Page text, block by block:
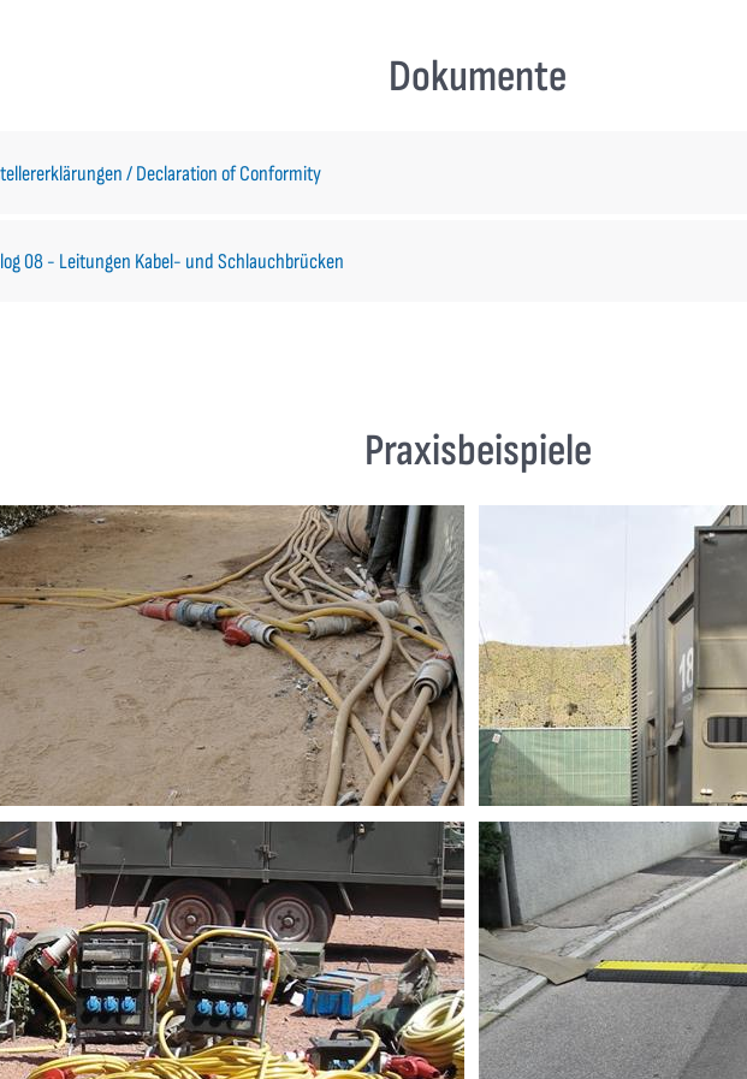
Dokumente
/ Declaration of Conformity
08 - Leitungen Kabel- und Schlauchbrücken
Praxisbeispiele